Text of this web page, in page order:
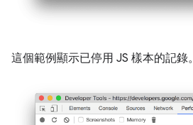
這個範例顯示已停用 JS 樣本的記錄。